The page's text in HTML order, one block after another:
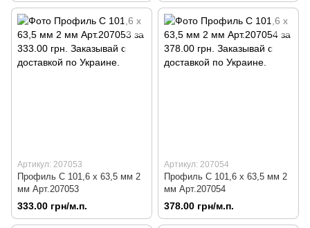
Артикул: 207053
Профиль C 101,6 х 63,5 мм 2
мм Арт.207053
333.00 грн/м.п.
Артикул: 207054
Профиль C 101,6 х 63,5 мм 2
мм Арт.207054
378.00 грн/м.п.